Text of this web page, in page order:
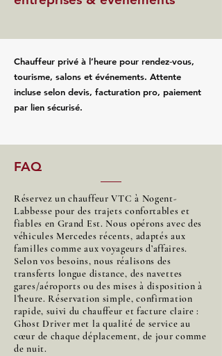
Chauffeur privé à l’heure pour rendez‑vous,
tourisme, salons et événements. Attente
incluse selon devis, facturation pro, paiement
par lien sécurisé.
FAQ
Réservez un chauffeur VTC à Nogent-
Labbesse pour des trajets confortables et
fiables en Grand Est. Nous opérons avec des
véhicules Mercedes récents, adaptés aux
familles comme aux voyageurs d’affaires.
Selon vos besoins, nous réalisons des
transferts longue distance, des navettes
gares/aéroports ou des mises à disposition à
l’heure. Réservation simple, confirmation
rapide, suivi du chauffeur et facture claire :
Ghost Driver met la qualité de service au
cœur de chaque déplacement, de jour comme
de nuit.